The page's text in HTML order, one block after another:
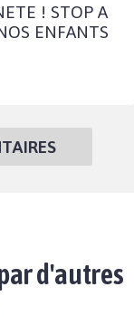
! STOP A
ENFANTS
d'autres